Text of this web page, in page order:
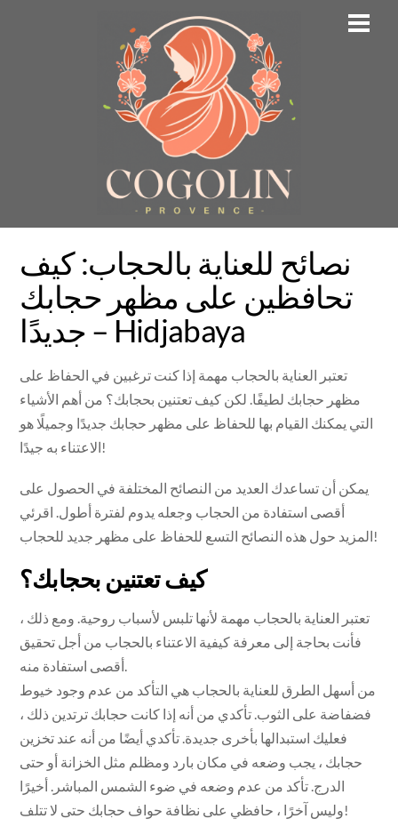
نصائح للعناية بالحجاب: كيف
تحافظين على مظهر حجابك
جديدًا – Hidjabaya
تعتبر العناية بالحجاب مهمة إذا كنت ترغبين في الحفاظ على
مظهر حجابك لطيفًا. لكن كيف تعتنين بحجابك؟ من أهم الأشياء
التي يمكنك القيام بها للحفاظ على مظهر حجابك جديدًا وجميلًا هو
الاعتناء به جيدًا!
يمكن أن تساعدك العديد من النصائح المختلفة في الحصول على
أقصى استفادة من الحجاب وجعله يدوم لفترة أطول. اقرئي
المزيد حول هذه النصائح التسع للحفاظ على مظهر جديد للحجاب!
كيف تعتنين بحجابك؟
تعتبر العناية بالحجاب مهمة لأنها تلبس لأسباب روحية. ومع ذلك ،
فأنت بحاجة إلى معرفة كيفية الاعتناء بالحجاب من أجل تحقيق
من أسهل الطرق للعناية بالحجاب هي التأكد من عدم وجود خيوط
فضفاضة على الثوب. تأكدي من أنه إذا كانت حجابك ترتدين ذلك ،
فعليك استبدالها بأخرى جديدة. تأكدي أيضًا من أنه عند تخزين
حجابك ، يجب وضعه في مكان بارد ومظلم مثل الخزانة أو حتى
الدرج. تأكد من عدم وضعه في ضوء الشمس المباشر. أخيرًا
وليس آخرًا ، حافظي على نظافة حواف حجابك حتى لا تتلف!